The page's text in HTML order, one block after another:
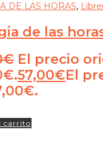
DE LAS HORAS,
de las
€ El precio
57,00€El
carrito